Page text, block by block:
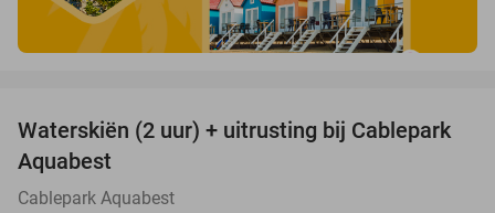
47%
Waterskiën (2 uur) + uitrusting bij Cablepark
Aquabest
Cablepark Aquabest